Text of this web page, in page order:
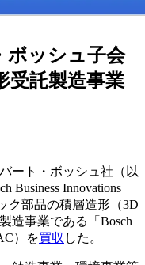
ボッシュ子会
受託製造事業
ート・ボッシュ社（以
Business Innovations
ク部品の積層造形（3D
造事業である「Bosch
）を買収 した。